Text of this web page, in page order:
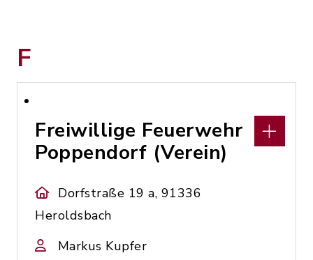
F
Freiwillige Feuerwehr
Poppendorf (Verein)
Dorfstraße 19 a, 91336
Heroldsbach
Markus Kupfer